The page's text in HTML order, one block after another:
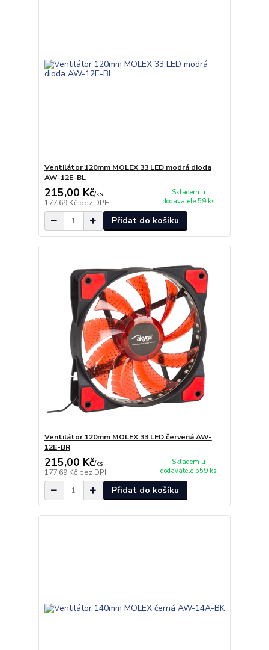
Ventilátor 120mm MOLEX 33 LED modrá dioda
AW-12E-BL
215,00 Kč/ks
177,69 Kč bez DPH
Skladem u
dodavatele 59 ks
Přidat do košíku
Ventilátor 120mm MOLEX 33 LED červená AW-
12E-BR
215,00 Kč/ks
177,69 Kč bez DPH
Skladem u
dodavatele 559 ks
Přidat do košíku